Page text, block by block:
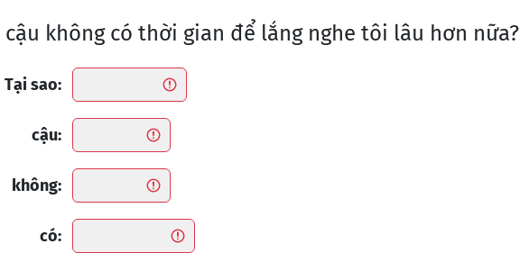
cậu không có thời gian để lắng nghe tôi lâu hơn nữa?
Tại sao:
cậu:
không:
có: